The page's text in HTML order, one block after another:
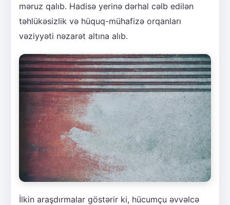
məruz qalıb. Hadisə yerinə dərhal cəlb edilən
təhlükəsizlik və hüquq-mühafizə orqanları
vəziyyəti nəzarət altına alıb.
İlkin araşdırmalar göstərir ki, hücumçu əvvəlcə